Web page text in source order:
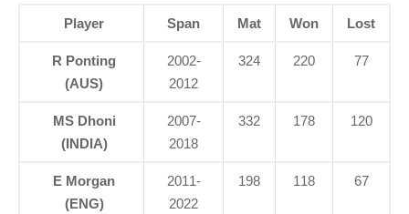
Player Span Mat Won Lost
R Ponting
(AUS)
2002-
2012
324 220 77
MS Dhoni
(INDIA)
2007-
2018
332 178 120
E Morgan
(ENG)
2011-
2022
198 118 67